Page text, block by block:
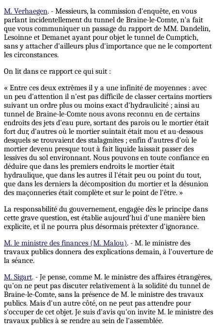
M. Verhaegen. - Messieurs, la commission d'enquête, en vous
parlant incidentellement du tunnel de Braine-le-Comte, n'a fait
que vous communiquer un passage du rapport de MM. Dandelin,
Lesoinne et Demanet ayant pour objet le tunnel de Cumptich,
sans y attacher d'ailleurs plus d'importance que ne le comportent
les circonstances.
On lit dans ce rapport ce qui suit :
« Entre ces deux extrêmes il y a une infinité de moyennes : avec
un peu d'attention il n'est pas difficile de classer certains mortiers
suivant un ordre plus ou moins exact d'hydraulicité ; ainsi au
tunnel de Braine-le-Comte nous avons reconnu en de certains
endroits des jets d'eau pure, sortant des parois ou le mortier était
fort dur, d'autres où le mortier suintait était mou et au-dessous
desquels se trouvaient des stalagmites ; enfin d'autres d'où le
mortier devenu presque tout à fait liquide laissait passer des
lessives du sol environnant. Nous pouvons en toute confiance en
déduire que dans les premiers endroits le mortier était
hydraulique, que dans les autres il l'était peu ou point du tout,
que dans les derniers la décomposition du mortier et la désunion
des maçonneries était complète et sur le point de l'être. »
La responsabilité du gouvernement, engagée dès le principe dans
cette grave question, est établie aujourd'hui d'une manière bien
explicite, et il ne pourra plus désormais prétexter d'ignorance.
M. le ministre des finances (M. Malou). - M. le ministre des
travaux publics donnera des explications demain, à l'ouverture de
la séance.
M. Sigart. - Je pense, comme M. le ministre des affaires étrangères,
qu'on ne peut pas discuter relativement à la solidité du tunnel de
Braine-le-Comte, sans la présence de M. le ministre des travaux
publics. Mais d'un autre côté, on ne peut pas attendre pour
s'occuper de cet objet. Je suis d'avis qu'on invite M. le ministre des
travaux publics à se rendre au sein de l'assemblée.